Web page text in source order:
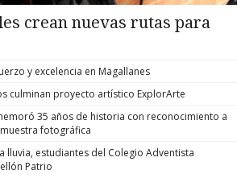
crean nuevas rutas para
y excelencia en Magallanes
culminan proyecto artístico ExplorArte
35 años de historia con reconocimiento a
fotográfica
lluvia, estudiantes del Colegio Adventista
Patrio